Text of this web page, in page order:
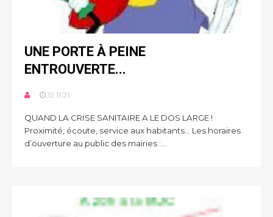
UNE PORTE À PEINE
ENTROUVERTE...
12.11.21
QUAND LA CRISE SANITAIRE A LE DOS LARGE !
Proximité, écoute, service aux habitants... Les horaires
d’ouverture au public des mairies :...